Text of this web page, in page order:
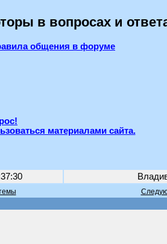
в вопросах и
общения в форуме
материалами сайта.